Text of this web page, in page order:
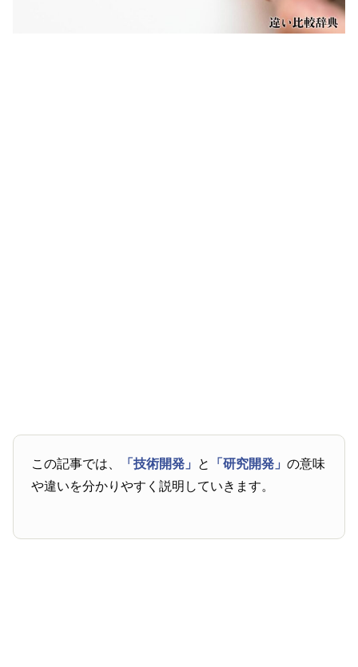
この記事では、 「技術開発」 と 「研究開発」の意味
や違いを分かりやすく説明していきます。